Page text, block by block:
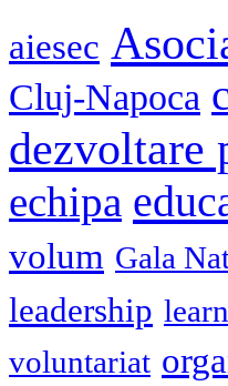
aiesec
Cluj-Napoca
dezvoltare
echipa
volum Gala
leadership
voluntariat